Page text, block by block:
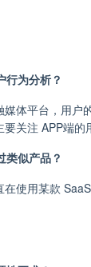
行为分析？
媒体平台，用户
关注 APP端的
类似产品？
使用某款